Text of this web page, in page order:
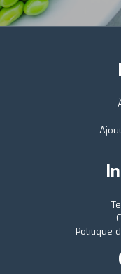
Politique